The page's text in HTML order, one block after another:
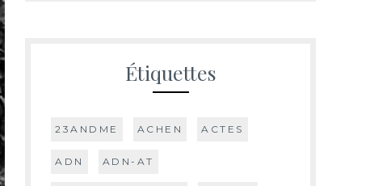
Étiquettes
23ANDME ACHEN ACTES
ADN ADN-AT